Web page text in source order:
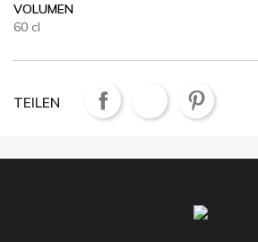
VOLUMEN
60 cl
TEILEN